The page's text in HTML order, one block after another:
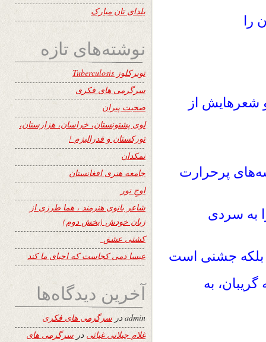
را
از
پرحرارت
به سردی
بلکه جشنی است
به
یلدای تان مبارک
نوشته‌های تازه
توبرکلوز Tuberculosis
سرگرمی های فکری
صحبت پیران
لوی پشتونستان، خراسان، هزارستان،
تورکستان و فدرالیزم !
نمکدان
جامعه هنری افغانستان
اوجِ نور
شاعر بانوی هنرمند ، هما طرزی از
زبان خودش (بخش دوم)
کشتی عشق
عیسا دمی کجاست که احیای ما کند
آخرین دیدگاه‌ها
adminدر سرگرمی های فکری
غلام جیلانی غیاثی در سرگرمی های